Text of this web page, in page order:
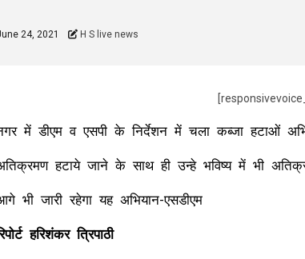
24, 2021 H S live news
में डीएम व एसपी के निर्देशन में चला कब्जा हटाओं
हटाये जाने के साथ ही उन्हे भविष्य में भी
भी जारी रहेगा यह अभियान-एसडीएम
हरिशंकर त्रिपाठी